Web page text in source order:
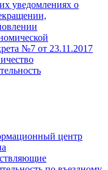
уведомлениях о
№7 от 23.11.2017
центр